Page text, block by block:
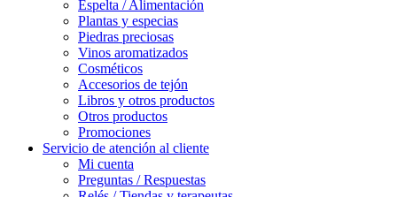
Espelta / Alimentación
Plantas y especias
Piedras preciosas
Vinos aromatizados
Cosméticos
Accesorios de tejón
Libros y otros productos
Otros productos
Promociones
Servicio de atención al cliente
Mi cuenta
Preguntas / Respuestas